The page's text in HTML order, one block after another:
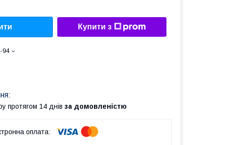
Купити з
94
протягом 14 днів за домовленістю